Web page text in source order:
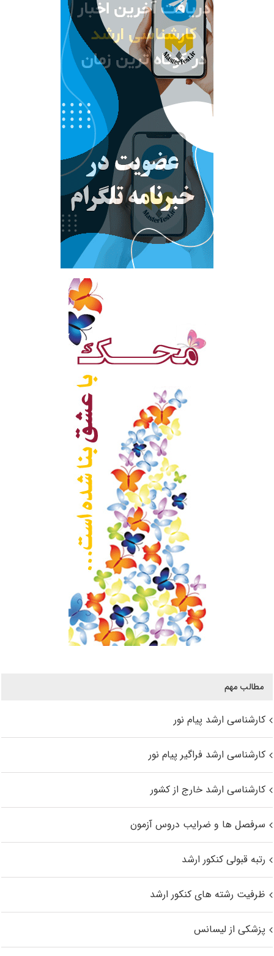
مطالب مهم
کارشناسی ارشد پیام نور
کارشناسی ارشد فراگیر پیام نور
کارشناسی ارشد خارج از کشور
سرفصل ها و ضرایب دروس آزمون
رتبه قبولی کنکور ارشد
ظرفیت رشته های کنکور ارشد
پزشکی از لیسانس